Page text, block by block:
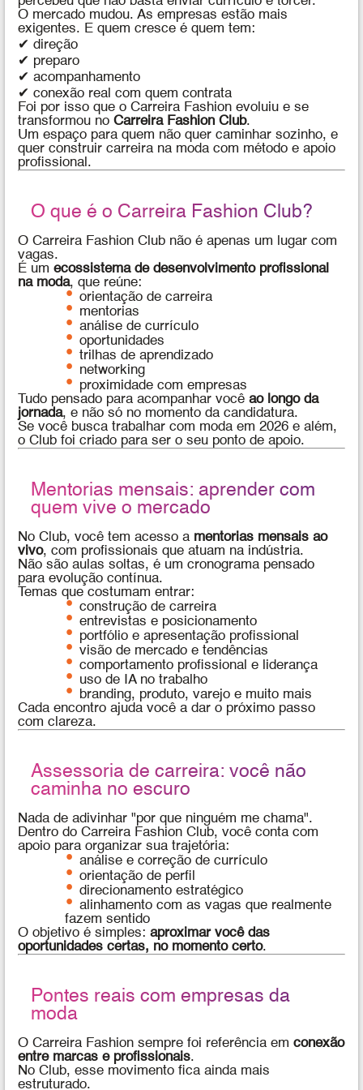
O mercado mudou. As empresas estão mais
exigentes. E quem cresce é quem tem:
✔ direção
✔ preparo
✔ acompanhamento
✔ conexão real com quem contrata
Foi por isso que o Carreira Fashion evoluiu e se
transformou noCarreira Fashion Club.
Um espaço para quem não quer caminhar sozinho, e
quer construir carreira na moda com método e apoio
profissional.
O que é o Carreira Fashion Club?
O Carreira Fashion Club não é apenas um lugar com
vagas.
É umecossistema de desenvolvimento profissional
na moda, que reúne:
orientação de carreira
mentorias
análise de currículo
oportunidades
trilhas de aprendizado
networking
proximidade com empresas
Tudo pensado para acompanhar vocêao longo da
jornada, e não só no momento da candidatura.
Se você busca trabalhar com moda em 2026 e além,
o Club foi criado para ser o seu ponto de apoio.
Mentorias mensais: aprender com
quem vive o mercado
No Club, você tem acesso a mentorias mensais ao
vivo, com profissionais que atuam na indústria.
Não são aulas soltas, é um cronograma pensado
para evolução contínua.
Temas que costumam entrar:
construção de carreira
entrevistas e posicionamento
portfólio e apresentação profissional
visão de mercado e tendências
comportamento profissional e liderança
uso de IA no trabalho
branding, produto, varejo e muito mais
Cada encontro ajuda você a dar o próximo passo
com clareza.
Assessoria de carreira: você não
caminha no escuro
Nada de adivinhar "por que ninguém me chama".
Dentro do Carreira Fashion Club, você conta com
apoio para organizar sua trajetória:
análise e correção de currículo
orientação de perfil
direcionamento estratégico
alinhamento com as vagas que realmente
fazem sentido
O objetivo é simples:aproximar você das
oportunidades certas, no momento certo.
Pontes reais com empresas da
moda
O Carreira Fashion sempre foi referência emconexão
entre marcas e profissionais.
No Club, esse movimento fica ainda mais
estruturado.